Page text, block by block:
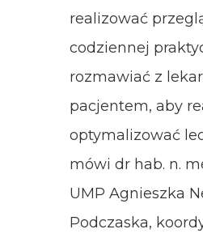
realizować
codziennej
rozmawiać z
pacjentem, aby
optymalizować
mówi dr hab. n.
UMP Agnieszka
Podczaska,